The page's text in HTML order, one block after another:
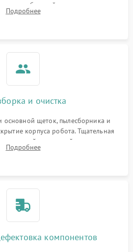
базовой станции зарядки.
бампера и датчиков падения для
Подробнее
и очистка
щеток, пылесборника и
корпуса робота. Тщательная
полостей, шестерней и плат от
волос и шерсти животных с
Подробнее
компонентов